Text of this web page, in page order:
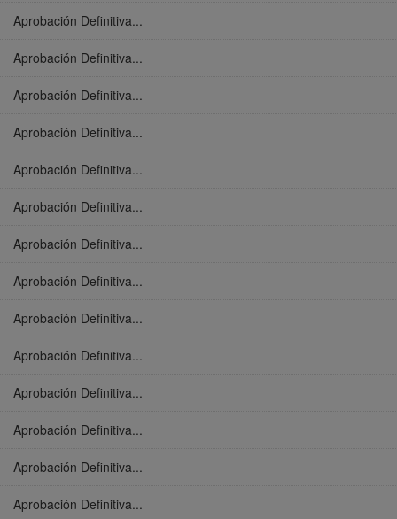
Aprobación Definitiva...
Aprobación Definitiva...
Aprobación Definitiva...
Aprobación Definitiva...
Aprobación Definitiva...
Aprobación Definitiva...
Aprobación Definitiva...
Aprobación Definitiva...
Aprobación Definitiva...
Aprobación Definitiva...
Aprobación Definitiva...
Aprobación Definitiva...
Aprobación Definitiva...
Aprobación Definitiva...